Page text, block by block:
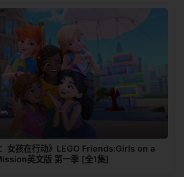
：女孩在行动》LEGO Friends:Girls on a
英文版 第一季 [全1集]